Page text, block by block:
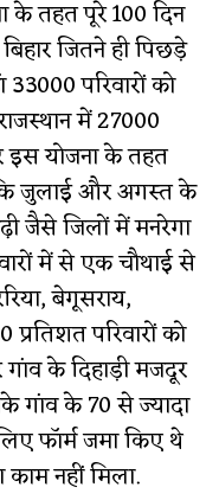
के तहत पूरे 100 दिन
जितने ही पिछड़े
परिवारों को
में 27000
इस योजना के तहत
कि जुलाई और अगस्त के
जैसे जिलों में मनरेगा
में से एक चौथाई से
बेगूसराय,
परिवारों को
के दिहाड़ी मजदूर
गांव के 70 से ज्यादा
फॉर्म जमा किए थे
नहीं मिला.